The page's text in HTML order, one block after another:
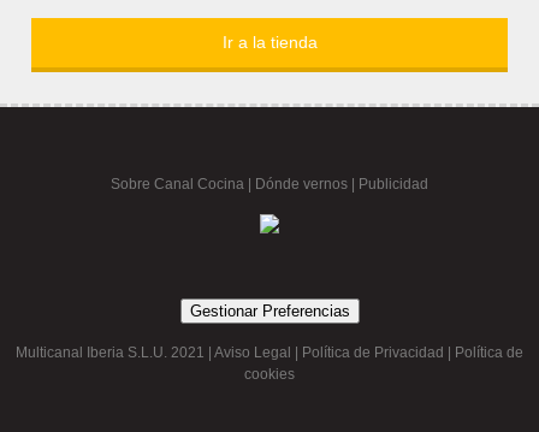
Ir a la tienda
Sobre Canal Cocina Dónde vernos | Publicidad
Gestionar Preferencias
Multicanal Iberia S.L.U. 2021 | Aviso Legal Política de Privacidad
Política de
cookies